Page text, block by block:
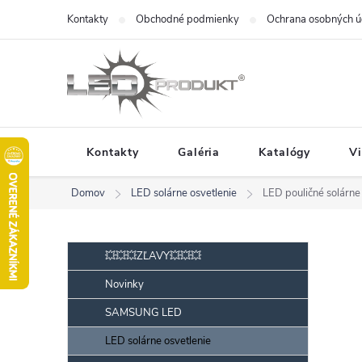
obsah
Kontakty Obchodné podmienky Ochrana osobných
Kontakty Galéria Katalógy
Domov LED solárne osvetlenie LED pouličné
o
č
n
Preskočiť
kategórie💥💥💥ZĽAVY💥💥💥
Novinky
SAMSUNG LED
LED solárne osvetlenie